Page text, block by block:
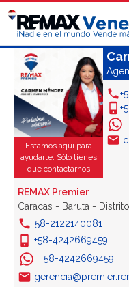
Estamos aquí para
ayudarte: Sólo tienes
que contactarnos
REMAX Premier
Caracas - Baruta -
+58-2122140081
+58-4242669459
+58-4242669459